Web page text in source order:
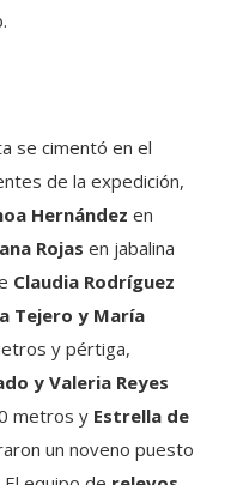
se cimentó en el
de la expedición,
Hernández en
Rojas en jabalina
Claudia Rodríguez
Tejero y María
y pértiga,
y Valeria Reyes
metros y Estrella de
un noveno puesto